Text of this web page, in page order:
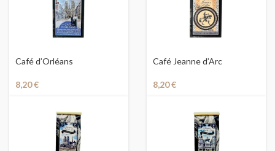
Café d’Orléans
8,20€
Café Jeanne d’Arc
8,20€